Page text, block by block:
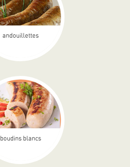
andouillettes
boudins blancs